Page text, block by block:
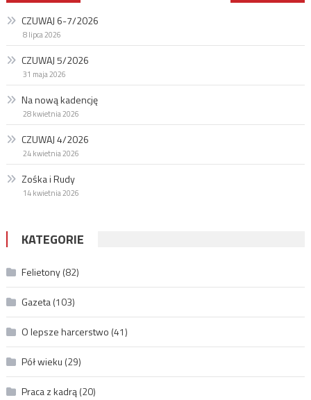
wpisu
CZUWAJ 6-7/2026
8 lipca 2026
CZUWAJ 5/2026
31 maja 2026
Na nową kadencję
28 kwietnia 2026
CZUWAJ 4/2026
24 kwietnia 2026
Zośka i Rudy
14 kwietnia 2026
KATEGORIE
Felietony(82)
Gazeta(103)
O lepsze harcerstwo (41)
Pół wieku (29)
Praca z kadrą(20)